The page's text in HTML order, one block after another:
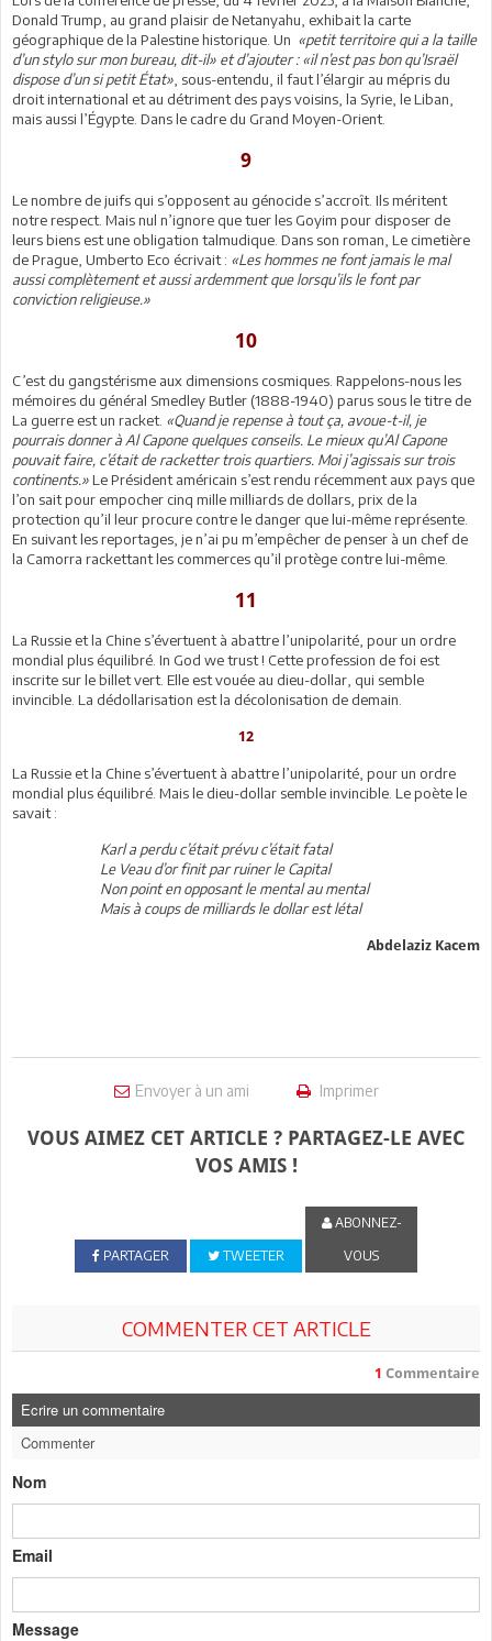
Donald Trump, au grand plaisir de Netanyahu, exhibait la carte
géographique de la Palestine historique. Un «petit territoire qui a la taille
d’un stylo sur mon bureau, dit-il» et d’ajouter : «il n’est pas bon qu’Israël
dispose d’un si petit État» , sous-entendu, il faut l’élargir au mépris du
droit international et au détriment des pays voisins, la Syrie, le Liban,
mais aussi l’Égypte. Dans le cadre du Grand Moyen-Orient.
9
Le nombre de juifs qui s’opposent au génocide s’accroît. Ils méritent
notre respect. Mais nul n’ignore que tuer les Goyim pour disposer de
leurs biens est une obligation talmudique. Dans son roman, Le cimetière
de Prague, Umberto Eco écrivait : «Les hommes ne font jamais le mal
aussi complètement et aussi ardemment que lorsqu’ils le font par
conviction religieuse.»
10
C’est du gangstérisme aux dimensions cosmiques. Rappelons-nous les
mémoires du général Smedley Butler (1888-1940) parus sous le titre de
La guerre est un racket. «Quand je repense à tout ça, avoue-t-il, je
pourrais donner à Al Capone quelques conseils. Le mieux qu’Al Capone
pouvait faire, c’était de racketter trois quartiers. Moi j’agissais sur trois
continents.»Le Président américain s’est rendu récemment aux pays que
l’on sait pour empocher cinq mille milliards de dollars, prix de la
protection qu’il leur procure contre le danger que lui-même représente.
En suivant les reportages, je n’ai pu m’empêcher de penser à un chef de
la Camorra rackettant les commerces qu’il protège contre lui-même.
11
La Russie et la Chine s’évertuent à abattre l’unipolarité, pour un ordre
mondial plus équilibré. In God we trust ! Cette profession de foi est
inscrite sur le billet vert. Elle est vouée au dieu-dollar, qui semble
invincible. La dédollarisation est la décolonisation de demain.
12
La Russie et la Chine s’évertuent à abattre l’unipolarité, pour un ordre
mondial plus équilibré. Mais le dieu-dollar semble invincible. Le poète le
savait :
Karl a perdu c’était prévu c’était fatal
Le Veau d’or finit par ruiner le Capital
Non point en opposant le mental au mental
Mais à coups de milliards le dollar est létal
Abdelaziz Kacem
Envoyer à un ami Imprimer
VOUS AIMEZ CET ARTICLE ? PARTAGEZ-LE AVEC
VOS AMIS !
PARTAGER TWEETER
ABONNEZ-
VOUS
COMMENTER CET ARTICLE
1 Commentaire
Ecrire un commentaire
Commenter
Nom
Email
Message